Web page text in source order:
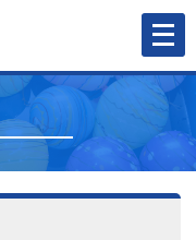
メ
ニ
ュ
ー
開
く